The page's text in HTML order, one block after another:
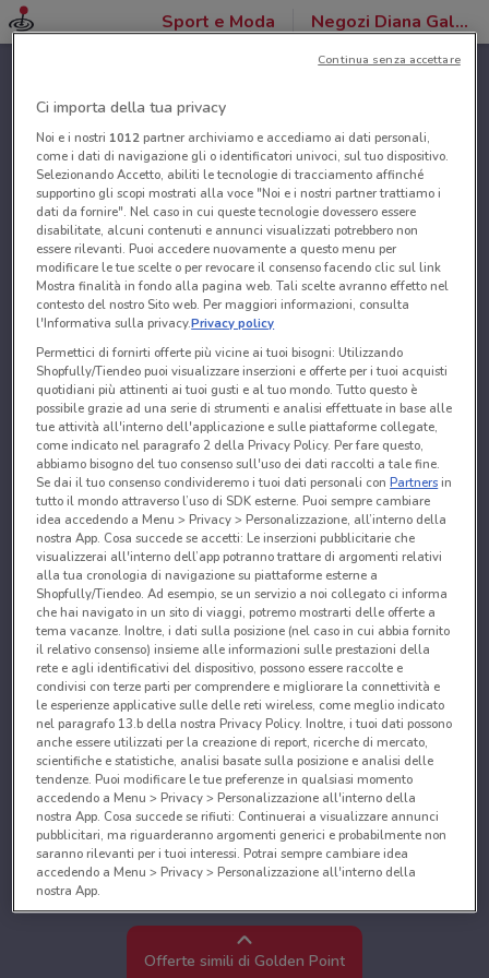
Sport e Moda Negozi Diana Gallesi
Offerte simili di Golden Point
Ci importa della tua privacy
Noi e i nostri 1012partner archiviamo e accediamo ai dati personali,
come i dati di navigazione gli o identificatori univoci, sul tuo dispositivo.
Selezionando Accetto, abiliti le tecnologie di tracciamento affinché
supportino gli scopi mostrati alla voce "Noi e i nostri partner trattiamo i
dati da fornire". Nel caso in cui queste tecnologie dovessero essere
disabilitate, alcuni contenuti e annunci visualizzati potrebbero non
essere rilevanti. Puoi accedere nuovamente a questo menu per
modificare le tue scelte o per revocare il consenso facendo clic sul link
Mostra finalità in fondo alla pagina web. Tali scelte avranno effetto nel
contesto del nostro Sito web. Per maggiori informazioni, consulta
l'Informativa sulla privacy.Privacy policy
Permettici di fornirti offerte più vicine ai tuoi bisogni: Utilizzando
Shopfully/Tiendeo puoi visualizzare inserzioni e offerte per i tuoi acquisti
quotidiani più attinenti ai tuoi gusti e al tuo mondo. Tutto questo è
possibile grazie ad una serie di strumenti e analisi effettuate in base alle
tue attività all'interno dell'applicazione e sulle piattaforme collegate,
come indicato nel paragrafo 2 della Privacy Policy. Per fare questo,
abbiamo bisogno del tuo consenso sull'uso dei dati raccolti a tale fine.
Se dai il tuo consenso condivideremo i tuoi dati personali conPartnersin
tutto il mondo attraverso l’uso di SDK esterne. Puoi sempre cambiare
idea accedendo a Menu > Privacy > Personalizzazione, all’interno della
nostra App. Cosa succede se accetti: Le inserzioni pubblicitarie che
visualizzerai all'interno dell’app potranno trattare di argomenti relativi
alla tua cronologia di navigazione su piattaforme esterne a
Shopfully/Tiendeo. Ad esempio, se un servizio a noi collegato ci informa
che hai navigato in un sito di viaggi, potremo mostrarti delle offerte a
tema vacanze. Inoltre, i dati sulla posizione (nel caso in cui abbia fornito
il relativo consenso) insieme alle informazioni sulle prestazioni della
rete e agli identificativi del dispositivo, possono essere raccolte e
condivisi con terze parti per comprendere e migliorare la connettività e
le esperienze applicative sulle delle reti wireless, come meglio indicato
nel paragrafo 13.b della nostra Privacy Policy. Inoltre, i tuoi dati possono
anche essere utilizzati per la creazione di report, ricerche di mercato,
scientifiche e statistiche, analisi basate sulla posizione e analisi delle
tendenze. Puoi modificare le tue preferenze in qualsiasi momento
accedendo a Menu > Privacy > Personalizzazione all'interno della
nostra App. Cosa succede se rifiuti: Continuerai a visualizzare annunci
pubblicitari, ma riguarderanno argomenti generici e probabilmente non
saranno rilevanti per i tuoi interessi. Potrai sempre cambiare idea
accedendo a Menu > Privacy > Personalizzazione all'interno della
nostra App.
Noi e i nostri partner trattiamo i dati per fornire:
Utilizzare dati di geolocalizzazione precisi. Scansione attiva delle
caratteristiche del dispositivo ai fini dell’identificazione. Archiviare
Continua senza accettare